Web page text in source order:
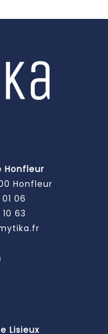
Honfleur
Honfleur
06
63
Lisieux